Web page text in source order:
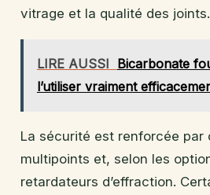
vitrage et la qualité des joints.
LIRE AUSSI Bicarbonate
l’utiliser vraiment
La sécurité est renforcée par
multipoints et, selon les
retardateurs d’effraction.